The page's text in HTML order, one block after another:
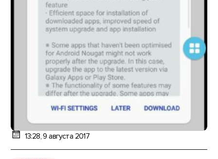
13:28, 9 августа 2017